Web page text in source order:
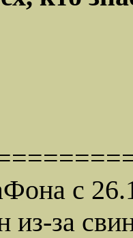
с
из-за